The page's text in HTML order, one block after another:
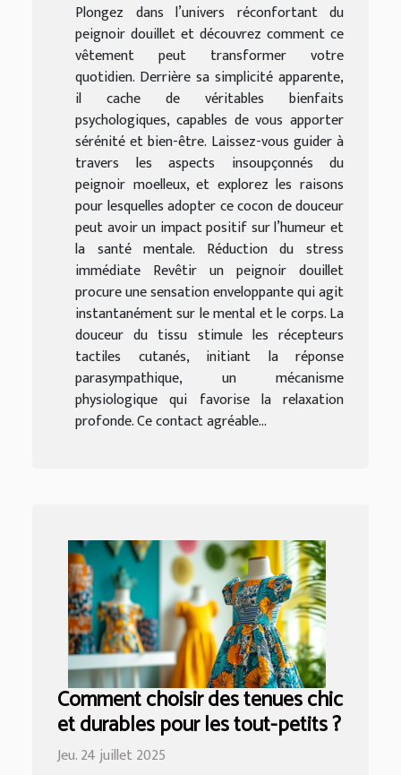
Plongez dans l’univers réconfortant du
peignoir douillet et découvrez comment ce
vêtement peut transformer votre
quotidien. Derrière sa simplicité apparente,
il cache de véritables bienfaits
psychologiques, capables de vous apporter
sérénité et bien-être. Laissez-vous guider à
travers les aspects insoupçonnés du
peignoir moelleux, et explorez les raisons
pour lesquelles adopter ce cocon de douceur
peut avoir un impact positif sur l’humeur et
la santé mentale. Réduction du stress
immédiate Revêtir un peignoir douillet
procure une sensation enveloppante qui agit
instantanément sur le mental et le corps. La
douceur du tissu stimule les récepteurs
tactiles cutanés, initiant la réponse
parasympathique, un mécanisme
physiologique qui favorise la relaxation
profonde. Ce contact agréable...
Comment choisir des tenues chic
et durables pour les tout-petits ?
Jeu. 24 juillet 2025